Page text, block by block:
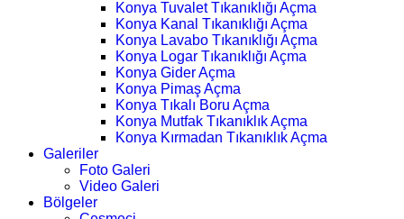
Konya Tuvalet Tıkanıklığı Açma
Konya Kanal Tıkanıklığı Açma
Konya Lavabo Tıkanıklığı Açma
Konya Logar Tıkanıklığı Açma
Konya Gider Açma
Konya Pimaş Açma
Konya Tıkalı Boru Açma
Konya Mutfak Tıkanıklık Açma
Konya Kırmadan Tıkanıklık Açma
Galeriler
Foto Galeri
Video Galeri
Bölgeler